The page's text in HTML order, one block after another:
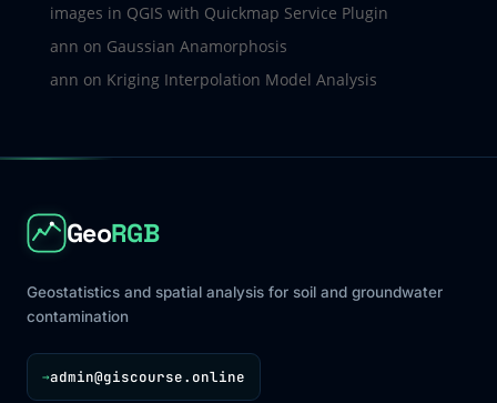
images in QGIS with Quickmap Service Plugin
ann on Gaussian Anamorphosis
ann on Kriging Interpolation Model Analysis
GeoRGB
Geostatistics and spatial analysis for soil and groundwater
contamination
→admin@giscourse.online